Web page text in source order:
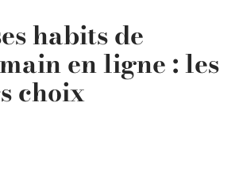
habits de
en ligne : les
choix